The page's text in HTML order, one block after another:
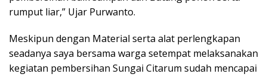
rumput liar,” Ujar Purwanto.
Meskipun dengan Material serta alat perlengkapan
seadanya saya bersama warga setempat melaksanakan
kegiatan pembersihan Sungai Citarum sudah mencapai